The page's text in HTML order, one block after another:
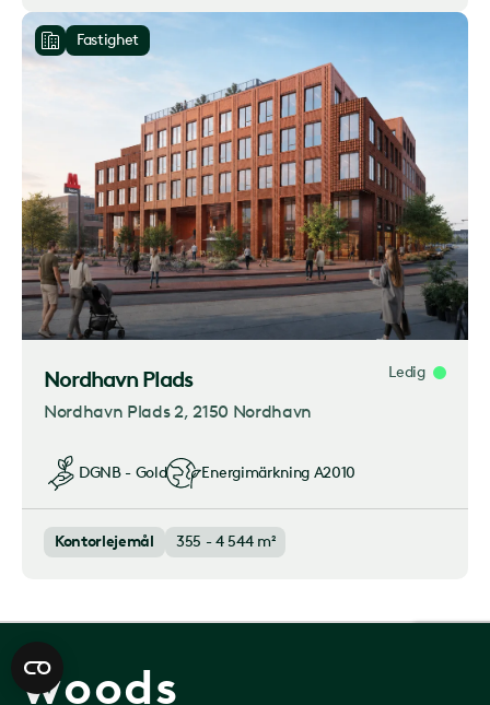
Fastighet
Nordhavn Plads Ledig
Nordhavn Plads 2, 2150 Nordhavn
DGNB - Gold Energimärkning A2010
Kontorlejemål 355 - 4 544 m²
woods